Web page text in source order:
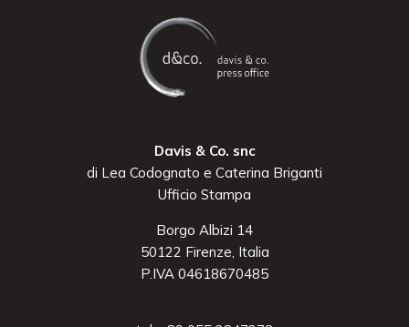
Davis & Co. snc
di Lea Codognato e Caterina Briganti
Ufficio Stampa
Borgo Albizi 14
50122 Firenze, Italia
P.IVA 04618670485